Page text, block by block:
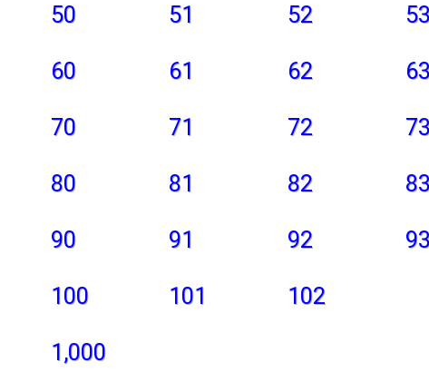
50 51 52 53
60 61 62 63
70 71 72 73
80 81 82 83
90 91 92 93
100 101 102
1,000